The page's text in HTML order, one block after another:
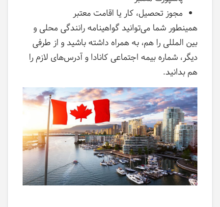
مجوز تحصیل، کار یا اقامت معتبر
همینطور شما می‌توانید گواهینامه رانندگی محلی و
بین المللی را هم، به همراه داشته باشید و از طرفی
دیگر، شماره بیمه اجتماعی کانادا و آدرس‌های لازم را
هم بدانید.